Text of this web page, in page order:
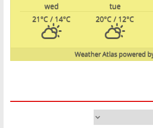
tue
wed
20°C / 12°C
21°C / 14°C
powered
Weather Atlas